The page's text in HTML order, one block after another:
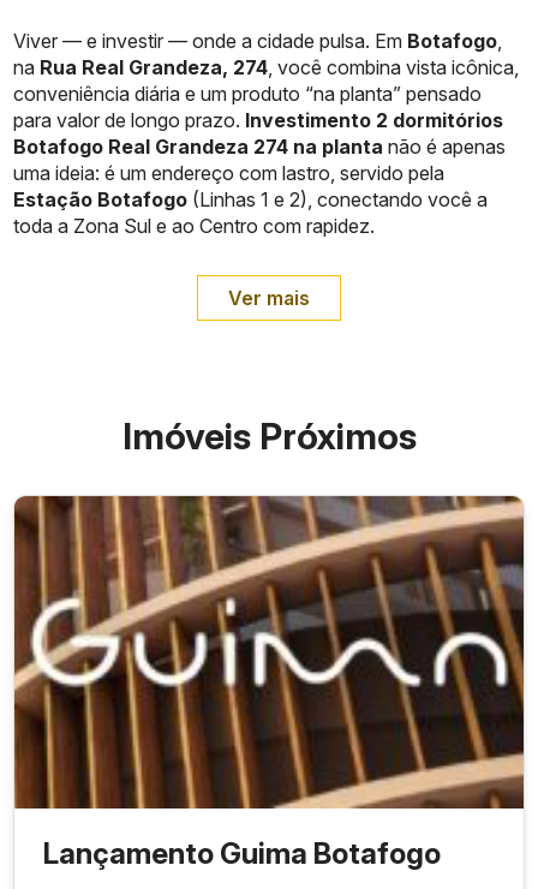
Viver — e investir — onde a cidade pulsa. Em Botafogo
na Rua Real Grandeza, 274 , você combina vista icônica,
conveniência diária e um produto “na planta” pensado
para valor de longo prazo. Investimento 2 dormitórios
Botafogo Real Grandeza 274 na planta não é apenas
uma ideia: é um endereço com lastro, servido pela
Estação Botafogo (Linhas 1 e 2), conectando você a
toda a Zona Sul e ao Centro com rapidez.
Ver mais
Imóveis Próximos
Lançamento Guima Botafogo